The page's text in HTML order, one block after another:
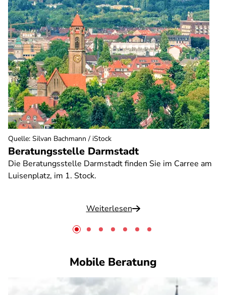
Beratungsstelle Darmstadt
Die Beratungsstelle Darmstadt finden Sie im Carree am
Luisenplatz, im 1. Stock.
Weiterlesen
Quelle: Silvan Bachmann / iStock
Mobile Beratung